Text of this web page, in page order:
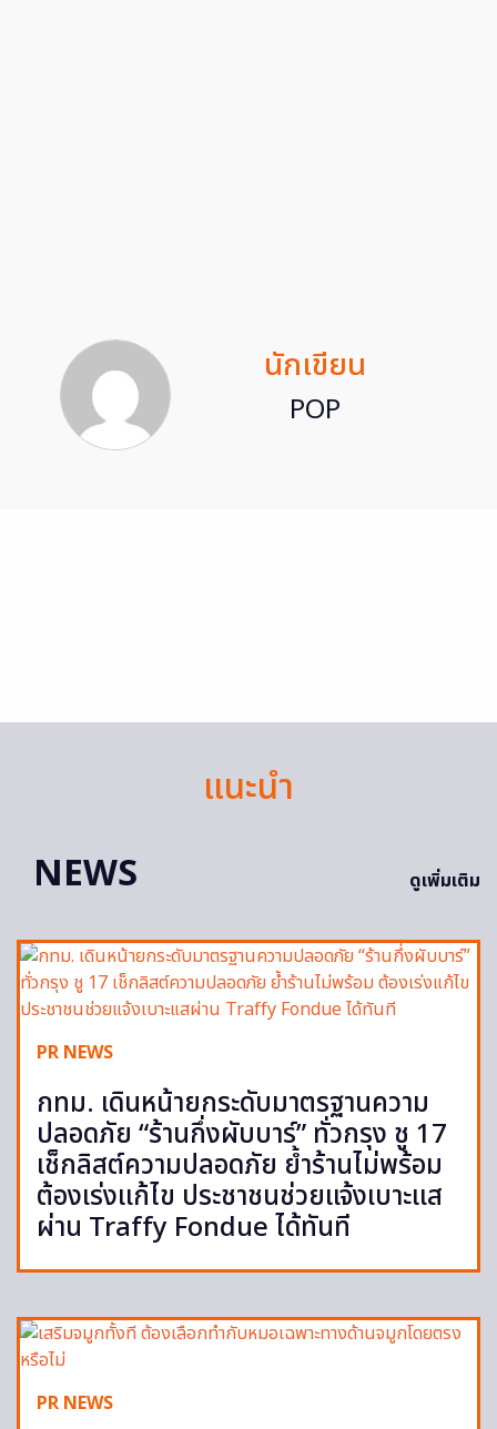
นักเขียน
POP
แนะนำ
NEWS
ดูเพิ่มเติม
PR NEWS
กทม. เดินหน้ายกระดับมาตรฐานความ
ปลอดภัย “ร้านกึ่งผับบาร์” ทั่วกรุง ชู 17
เช็กลิสต์ความปลอดภัย ย้ำร้านไม่พร้อม
ต้องเร่งแก้ไข ประชาชนช่วยแจ้งเบาะแส
ผ่าน Traffy Fondue ได้ทันที
PR NEWS